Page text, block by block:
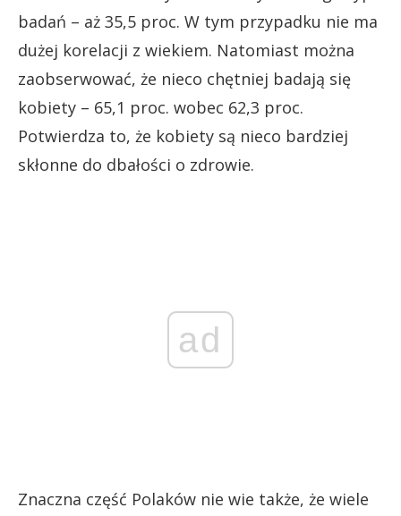
badań – aż 35,5 proc. W tym przypadku nie ma
dużej korelacji z wiekiem. Natomiast można
zaobserwować, że nieco chętniej badają się
kobiety – 65,1 proc. wobec 62,3 proc.
Potwierdza to, że kobiety są nieco bardziej
skłonne do dbałości o zdrowie.
ad
Znaczna część Polaków nie wie także, że wiele